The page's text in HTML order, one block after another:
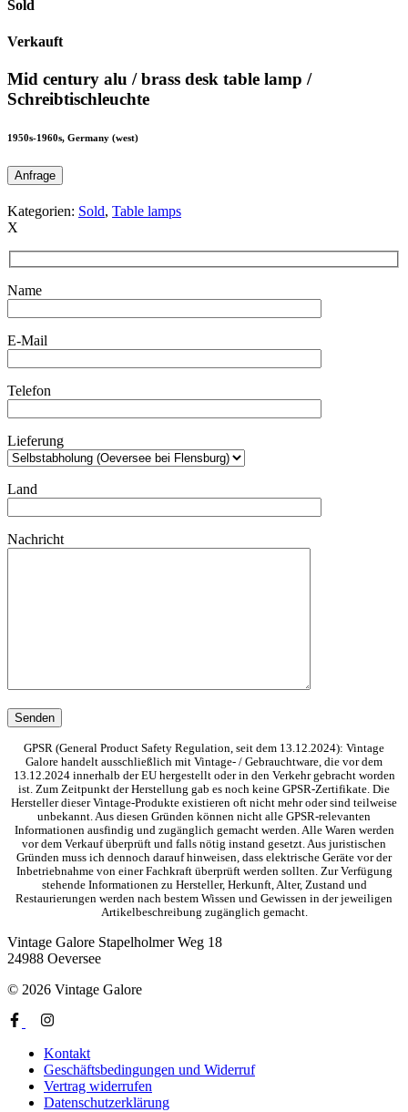
Sold
Verkauft
Mid century alu / brass desk table lamp /
Schreibtischleuchte
1950s-1960s, Germany (west)
Anfrage
Kategorien: Sold, Table lamps
X
Name
E-Mail
Telefon
Lieferung
Land
Nachricht
GPSR (General Product Safety Regulation, seit dem 13.12.2024): Vintage
Galore handelt ausschließlich mit Vintage- / Gebrauchtware, die vor dem
13.12.2024 innerhalb der EU hergestellt oder in den Verkehr gebracht worden
ist. Zum Zeitpunkt der Herstellung gab es noch keine GPSR-Zertifikate. Die
Hersteller dieser Vintage-Produkte existieren oft nicht mehr oder sind teilweise
unbekannt. Aus diesen Gründen können nicht alle GPSR-relevanten
Informationen ausfindig und zugänglich gemacht werden. Alle Waren werden
vor dem Verkauf überprüft und falls nötig instand gesetzt. Aus juristischen
Gründen muss ich dennoch darauf hinweisen, dass elektrische Geräte vor der
Inbetriebnahme von einer Fachkraft überprüft werden sollten. Zur Verfügung
stehende Informationen zu Hersteller, Herkunft, Alter, Zustand und
Restaurierungen werden nach bestem Wissen und Gewissen in der jeweiligen
Artikelbeschreibung zugänglich gemacht.
Vintage Galore Stapelholmer Weg 18
24988 Oeversee
© 2026 Vintage Galore
Kontakt
Geschäftsbedingungen und Widerruf
Vertrag widerrufen
Datenschutzerklärung